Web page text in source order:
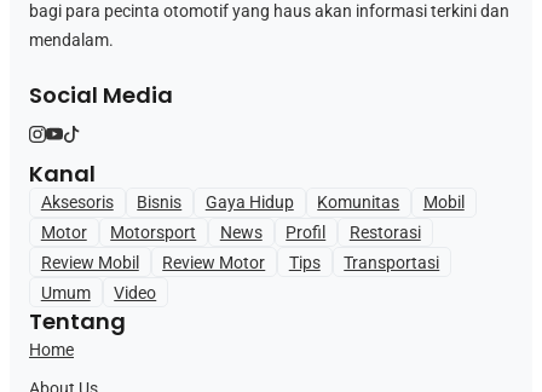
bagi para pecinta otomotif yang haus akan informasi terkini dan
mendalam.
Social Media
Kanal
Aksesoris Bisnis Gaya Hidup Komunitas
Mobil
Motor
Motorsport News Profil
Restorasi
Review Mobil
Review Motor Tips
Transportasi
Umum
Video
Tentang
Home